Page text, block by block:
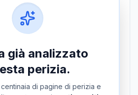
già analizzato
perizia.
di pagine di perizia e